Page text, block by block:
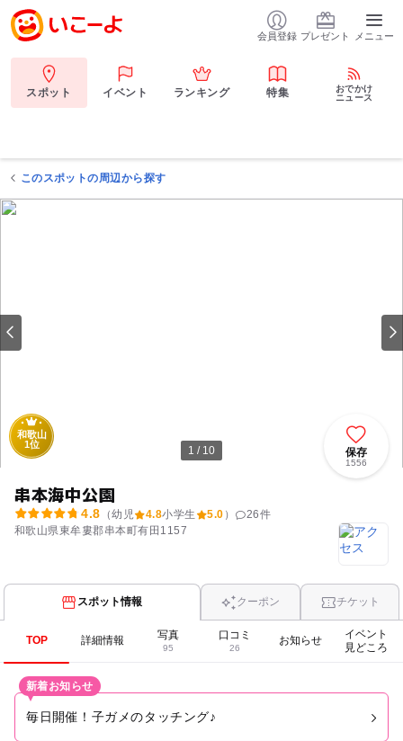
会員登録 プレゼント メニュー
スポット イベント ランキング 特集
おでかけ
ニュース
このスポットの周辺から探す
1 / 10
和歌山
1位
串本海中公園
4.8 （幼児 4.8小学生 5.0 ） 26件
和歌山県東牟婁郡串本町有田1157
保存
1556
スポット情報 クーポン チケット
TOP 詳細情報 写真
95
口コミ
26
お知らせ
イベント
見どころ
毎日開催！子ガメのタッチング♪
新着お知らせ